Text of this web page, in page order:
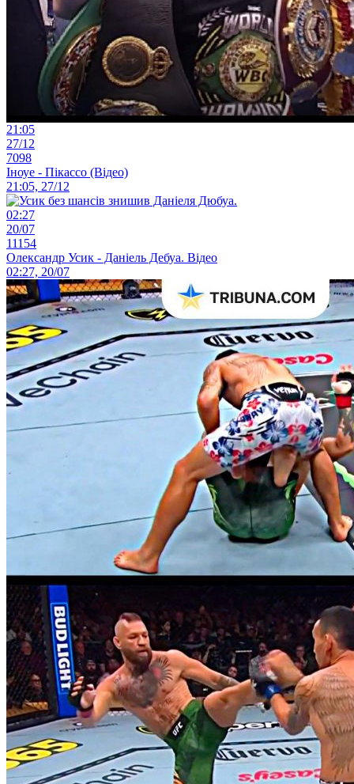
21:05
27/12
7098
Іноуе - Пікассо (Відео)
21:05, 27/12
02:27
20/07
11154
Олександр Усик - Даніель Дебуа. Відео
02:27, 20/07